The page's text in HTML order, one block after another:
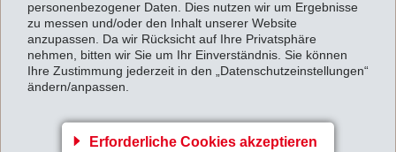
personenbezogener Daten. Dies nutzen wir um Ergebnisse
zu messen und/oder den Inhalt unserer Website
anzupassen. Da wir Rücksicht auf Ihre Privatsphäre
nehmen, bitten wir Sie um Ihr Einverständnis. Sie können
Ihre Zustimmung jederzeit in den „Datenschutzeinstellungen“
ändern/anpassen.
Erforderliche Cookies akzeptieren
EMS hat sich bereits frühzeitig und rasch auf einen
Konjunkturabschwung eingestellt. Umfangreiche
Kostensenkungsprogramme wurden ab Anfang 2008 umgesetzt. Seit
April 2008 gilt ein weltweiter Einstellungsstopp. Organisation und
Abläufe wurden laufend den tieferen Produktionsmengen angepasst.